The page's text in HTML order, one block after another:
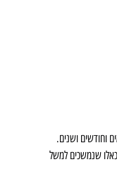
וחודשים ושנים.
כאלו שנמשכים למשל